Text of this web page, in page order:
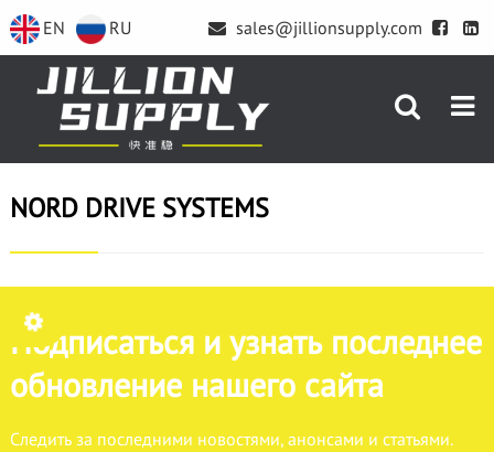
EN RU sales@jillionsupply.com
NORD DRIVE SYSTEMS
Подписаться и узнать последнее
обновление нашего сайта
Следить за последними новостями, анонсами и статьями.